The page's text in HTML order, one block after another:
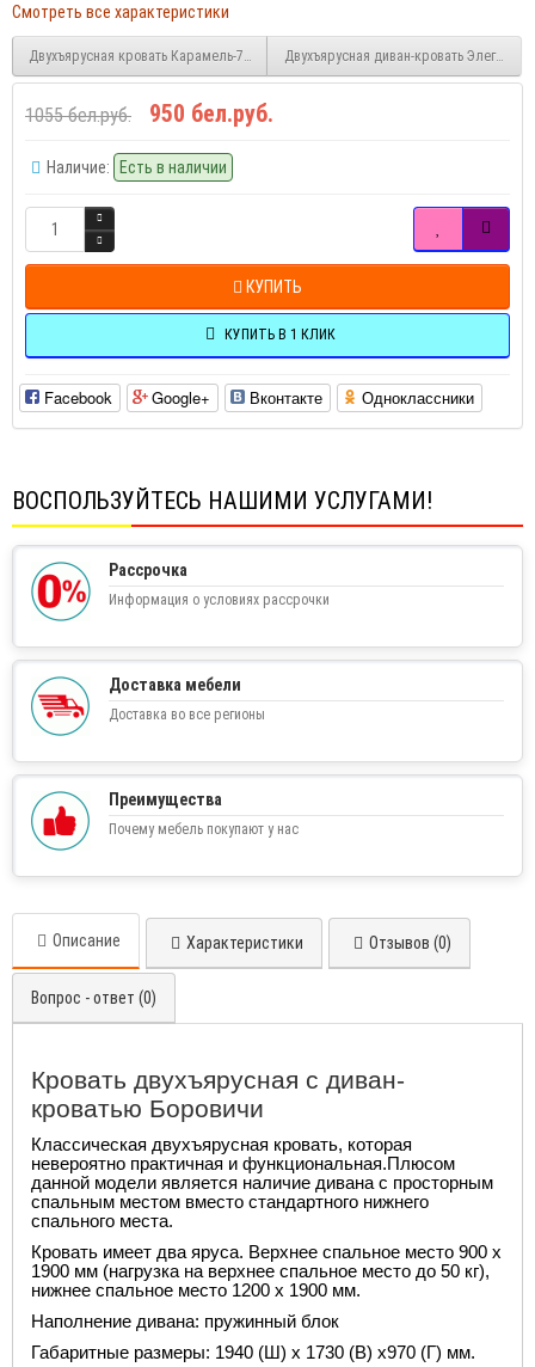
Смотреть все характеристики
Двухъярусная кровать Карамель-77-02 Двухъярусная диван-кровать Элегия
1055 бел.руб. 950 бел.руб.
Наличие: Есть в наличии
КУПИТЬ
КУПИТЬ В 1 КЛИК
Facebook Google+ Вконтакте Одноклассники
ВОСПОЛЬЗУЙТЕСЬ НАШИМИ УСЛУГАМИ!
Рассрочка
Информация о условиях рассрочки
Доставка мебели
Доставка во все регионы
Преимущества
Почему мебель покупают у нас
Описание Характеристики Отзывов (0)
Вопрос - ответ (0)
Кровать двухъярусная с диван-
кроватью Боровичи
Классическая двухъярусная кровать, которая
невероятно практичная и функциональная.Плюсом
данной модели является наличие дивана с просторным
спальным местом вместо стандартного нижнего
спального места.
Кровать имеет два яруса. Верхнее спальное место 900 х
1900 мм (нагрузка на верхнее спальное место до 50 кг),
нижнее спальное место 1200 х 1900 мм.
Наполнение дивана: пружинный блок
Габаритные размеры: 1940 (Ш) х 1730 (В) х970 (Г) мм.